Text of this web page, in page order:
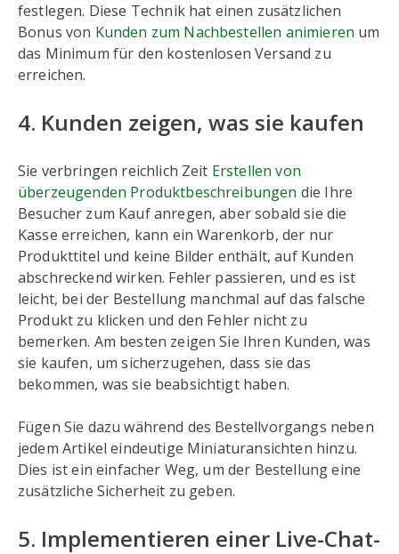
festlegen. Diese Technik hat einen zusätzlichen
Bonus von Kunden zum Nachbestellen animieren um
das Minimum für den kostenlosen Versand zu
erreichen.
4. Kunden zeigen, was sie kaufen
Sie verbringen reichlich Zeit Erstellen von
überzeugenden Produktbeschreibungen die Ihre
Besucher zum Kauf anregen, aber sobald sie die
Kasse erreichen, kann ein Warenkorb, der nur
Produkttitel und keine Bilder enthält, auf Kunden
abschreckend wirken. Fehler passieren, und es ist
leicht, bei der Bestellung manchmal auf das falsche
Produkt zu klicken und den Fehler nicht zu
bemerken. Am besten zeigen Sie Ihren Kunden, was
sie kaufen, um sicherzugehen, dass sie das
bekommen, was sie beabsichtigt haben.
Fügen Sie dazu während des Bestellvorgangs neben
jedem Artikel eindeutige Miniaturansichten hinzu.
Dies ist ein einfacher Weg, um der Bestellung eine
zusätzliche Sicherheit zu geben.
5. Implementieren einer Live-Chat-